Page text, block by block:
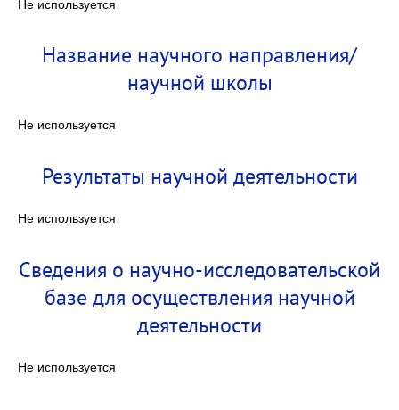
Не используется
Название научного направления/
научной школы
Не используется
Результаты научной деятельности
Не используется
Сведения о научно-исследовательской
базе для осуществления научной
деятельности
Не используется